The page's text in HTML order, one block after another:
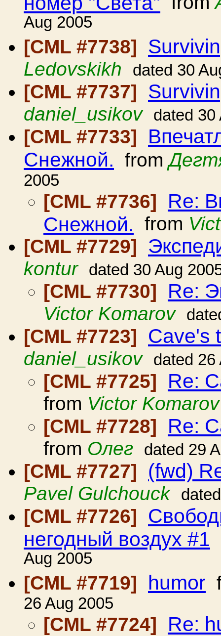
Aug 2005
[CML #7738]
Ledovskikh dated 30
[CML #7737]
daniel_usikov dated 30
[CML #7733]
Снежной. from
2005
[CML #7736] Re:
Снежной. from
[CML #7729]
kontur dated 30 Aug
[CML #7730] Re:
Victor Komarov
[CML #7723] Cave's
daniel_usikov dated 26
[CML #7725] Re:
from Victor Komarov
[CML #7728]
Re:
from Олег dated 29
[CML #7727] (fwd)
Pavel Gulchouck
[CML #7726]
негодный воздух #1
Aug 2005
[CML #7719]
humor
26 Aug 2005
[CML #7724] Re: